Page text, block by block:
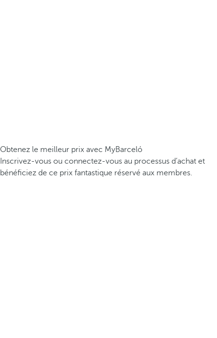
Obtenez le meilleur prix avec MyBarceló
Inscrivez-vous ou connectez-vous au processus d’achat et
bénéficiez de ce prix fantastique réservé aux membres.